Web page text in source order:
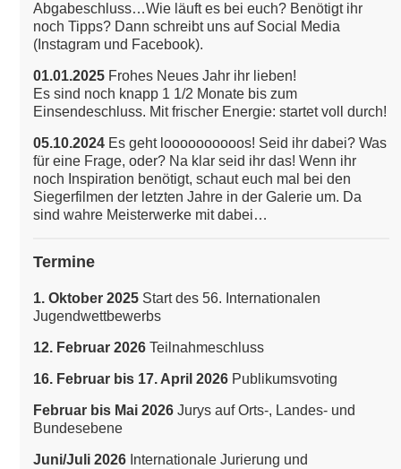
Abgabeschluss…Wie läuft es bei euch? Benötigt ihr
noch Tipps? Dann schreibt uns auf Social Media
(Instagram und Facebook).
01.01.2025 Frohes Neues Jahr ihr lieben!
Es sind noch knapp 1 1/2 Monate bis zum
Einsendeschluss. Mit frischer Energie: startet voll durch!
05.10.2024 Es geht loooooooooos! Seid ihr dabei? Was
für eine Frage, oder? Na klar seid ihr das! Wenn ihr
noch Inspiration benötigt, schaut euch mal bei den
Siegerfilmen der letzten Jahre in der Galerie um. Da
sind wahre Meisterwerke mit dabei…
Termine
1. Oktober 2025 Start des 56. Internationalen
Jugendwettbewerbs
12. Februar 2026 Teilnahmeschluss
16. Februar bis 17. April 2026 Publikumsvoting
Februar bis Mai 2026 Jurys auf Orts-, Landes- und
Bundesebene
Juni/Juli 2026 Internationale Jurierung und